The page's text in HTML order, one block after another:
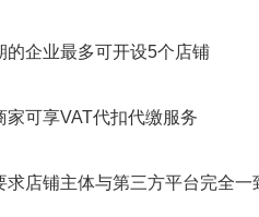
企业最多可开设5个店铺
可享VAT代扣代缴服务
铺主体与第三方平台完全一